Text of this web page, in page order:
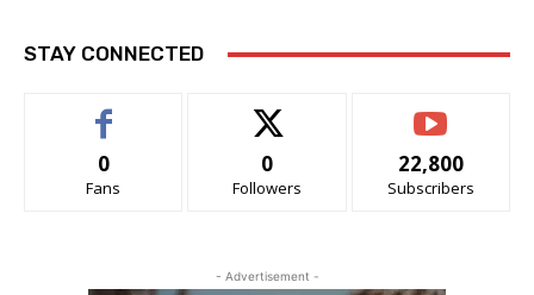
STAY CONNECTED
0
Fans
0
Followers
22,800
Subscribers
- Advertisement -